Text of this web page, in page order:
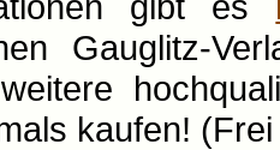
Gauglitz-
kaufen!